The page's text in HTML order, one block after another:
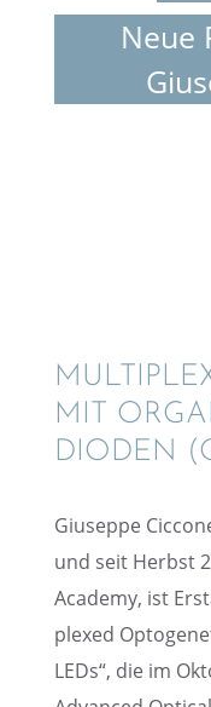
Neue
MIT
DI­ODEN
Giuseppe
und seit Herbst
Academy, ist
ple­xed
LEDs“, die im